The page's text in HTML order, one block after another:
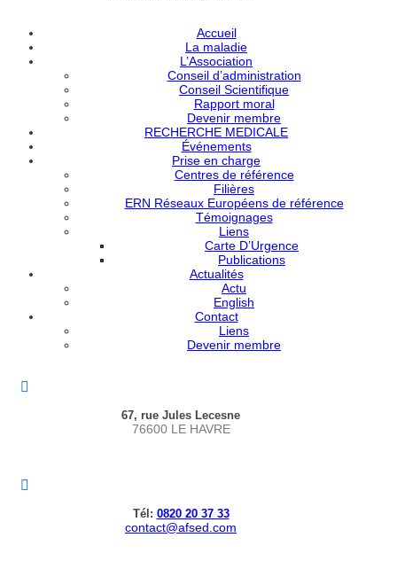
Accueil
La maladie
L’Association
Conseil d’administration
Conseil Scientifique
Rapport moral
Devenir membre
RECHERCHE MEDICALE
Événements
Prise en charge
Centres de référence
Filières
ERN Réseaux Européens de référence
Témoignages
Liens
Carte D’Urgence
Publications
Actualités
Actu
English
Contact
Liens
Devenir membre
67, rue Jules Lecesne
76600 LE HAVRE
Tél: 0820 20 37 33
contact@afsed.com